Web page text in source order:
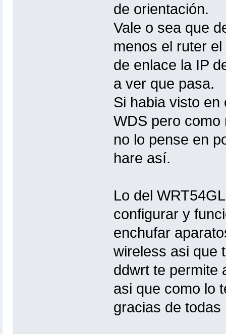
de orientación.
Vale o sea que
menos el ruter
de enlace la IP
a ver que pasa.
Si habia visto en
WDS pero como
no lo pense en
hare así.
Lo del
configurar y
enchufar
wireless asi que
ddwrt te permite
asi que como lo
gracias de